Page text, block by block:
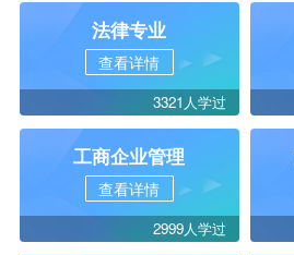
法律专业
查看详情
3321人学过
工商企业管理
查看详情
2999人学过